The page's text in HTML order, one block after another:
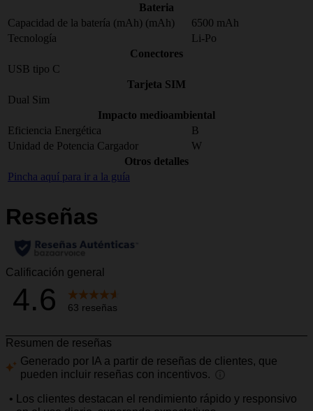
Bateria
Capacidad de la batería (mAh) (mAh)
6500 mAh
Tecnología
Li-Po
Conectores
USB tipo C
Tarjeta SIM
Dual Sim
Impacto medioambiental
Eficiencia Energética
B
Unidad de Potencia Cargador
W
Otros detalles
Pincha aquí para ir a la guía